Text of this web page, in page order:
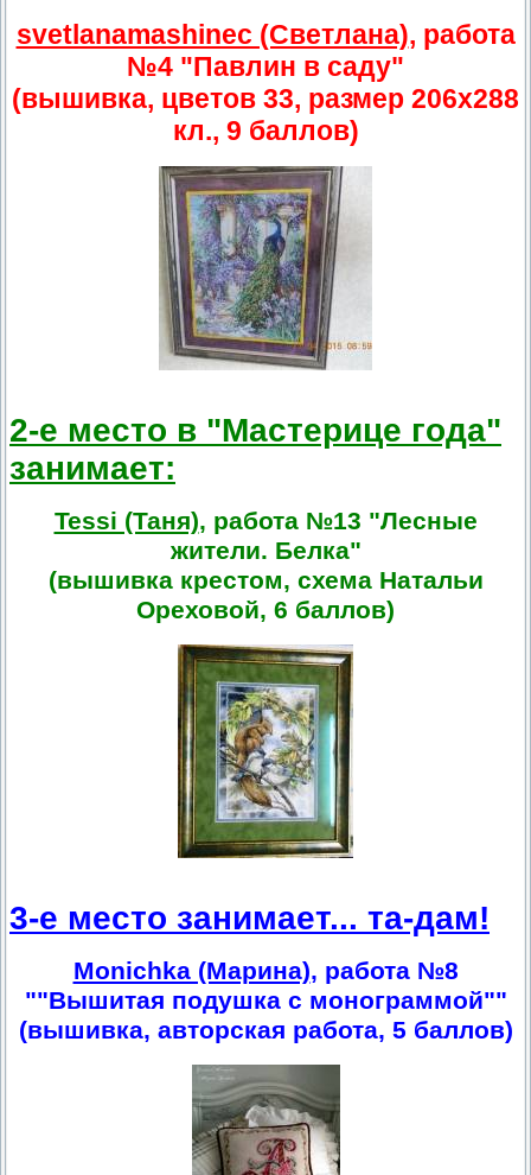
svetlanamashinec (Светлана), работа
№4 "Павлин в саду"
(вышивка, цветов 33, размер 206х288
кл., 9 баллов)
2-е место в "Мастерице года"
занимает:
Tessi (Таня), работа №13 "Лесные
жители. Белка"
(вышивка крестом, схема Натальи
Ореховой, 6 баллов)
3-е место занимает... та-дам!
Monichka (Марина), работа №8
""Вышитая подушка с монограммой""
(вышивка, авторская работа, 5 баллов)